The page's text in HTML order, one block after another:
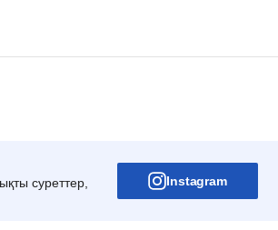
суреттер,
Instagram